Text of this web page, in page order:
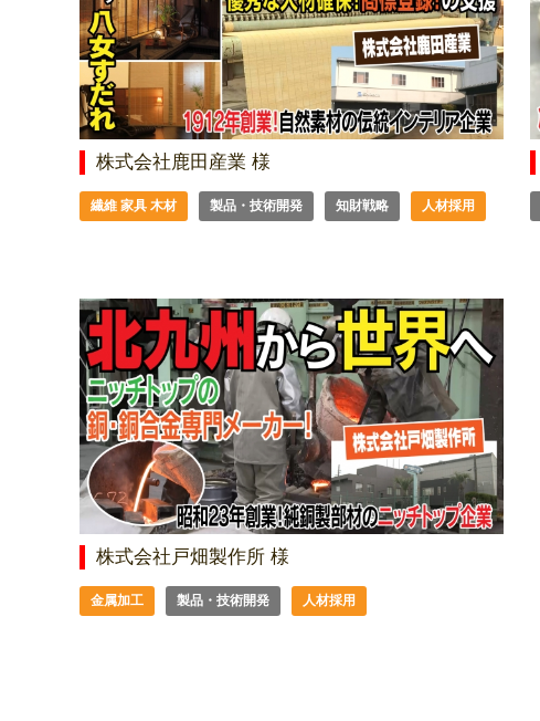
株式会社鹿田産業 様
繊維 家具 木材 製品・技術開発 知財戦略 人材採用
株式会社戸畑製作所 様
金属加工 製品・技術開発 人材採用